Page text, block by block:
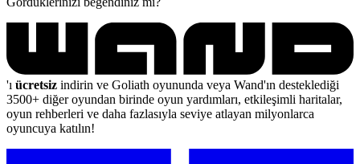
'ı ücretsiz indirin ve Goliath oyununda veya Wand'ın desteklediği
3500+ diğer oyundan birinde oyun yardımları, etkileşimli haritalar,
oyun rehberleri ve daha fazlasıyla seviye atlayan milyonlarca
oyuncuya katılın!